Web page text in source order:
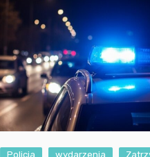
Policja wydarzenia